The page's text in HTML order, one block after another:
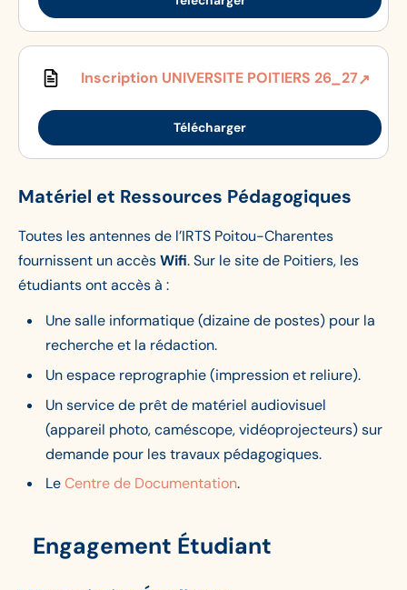
Inscription UNIVERSITE POITIERS 26_27
Télécharger
Matériel et Ressources Pédagogiques
Toutes les antennes de l’IRTS Poitou-Charentes
fournissent un accèsWifi. Sur le site de Poitiers, les
étudiants ont accès à :
Une salle informatique (dizaine de postes) pour la
recherche et la rédaction.
Un espace reprographie (impression et reliure).
Un service de prêt de matériel audiovisuel
(appareil photo, caméscope, vidéoprojecteurs) sur
demande pour les travaux pédagogiques.
LeCentre de Documentation.
Engagement Étudiant